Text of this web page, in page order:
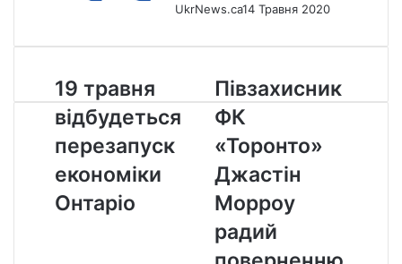
UkrNews.ca14 Травня 2020
19
травня
відбудеться
перезапуск
економіки
Онтаріо
19 травня
відбудеться
перезапуск
економіки
Онтаріо
Півзахисник
ФК
«Торонто»
Джастін
Морроу
радий
поверненню
на
тренувальне
Півзахисник
ФК
«Торонто»
Джастін
Морроу
радий